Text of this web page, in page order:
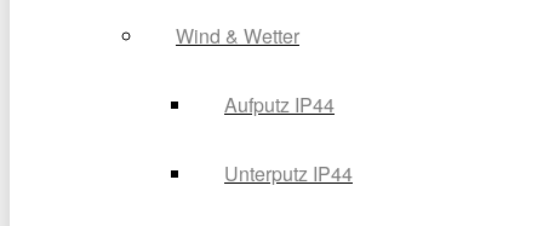
Wind & Wetter
Aufputz IP44
Unterputz IP44